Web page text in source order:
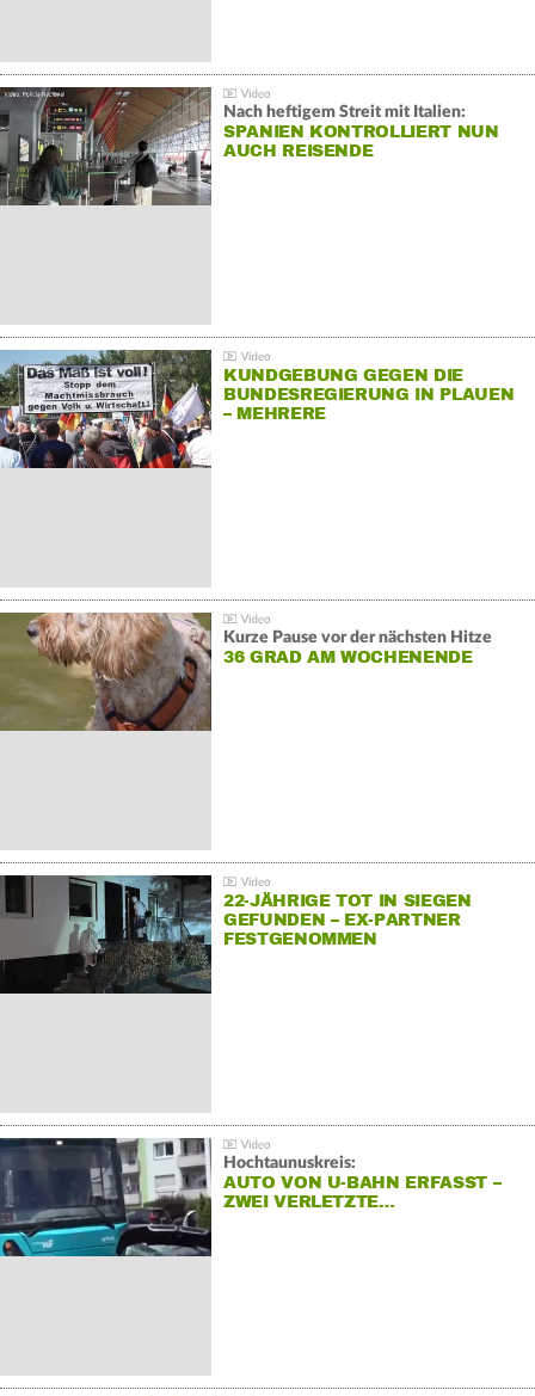
Nach heftigem Streit mit Italien:
SPANIEN KONTROLLIERT NUN
AUCH REISENDE
KUNDGEBUNG GEGEN DIE
BUNDESREGIERUNG IN PLAUEN
– MEHRERE
Kurze Pause vor der nächsten Hitze
36 GRAD AM WOCHENENDE
22-JÄHRIGE TOT IN SIEGEN
GEFUNDEN – EX-PARTNER
FESTGENOMMEN
Hochtaunuskreis:
AUTO VON U-BAHN ERFASST –
ZWEI VERLETZTE…